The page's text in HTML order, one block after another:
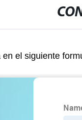
el siguiente